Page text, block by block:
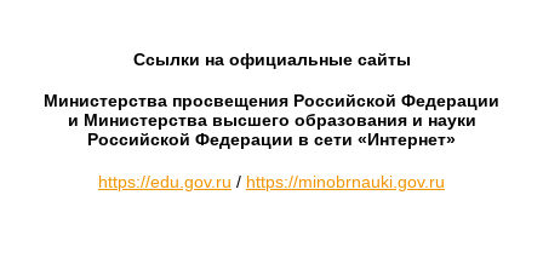
Ссылки на официальные сайты
Министерства просвещения Российской Федерации
и Министерства высшего образования и науки
Российской Федерации в сети «Интернет»
https://edu.gov.ru / https://minobrnauki.gov.ru